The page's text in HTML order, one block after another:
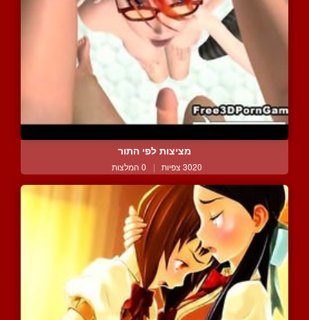
מציצות לפי התור
3020 צפיות | 0 המלצות